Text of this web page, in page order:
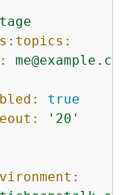
me@example.com
true
'20'